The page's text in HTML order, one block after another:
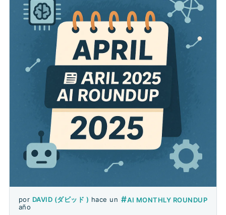
por DAVID (ダビッド ) hace un
año
#AI MONTHLY ROUNDUP